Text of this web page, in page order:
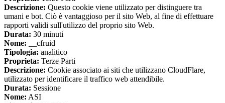
Descrizione: Questo cookie viene utilizzato per distinguere tra
umani e bot. Ciò è vantaggioso per il sito Web, al fine di effettuare
rapporti validi sull'utilizzo del proprio sito Web.
Durata: 30 minuti
Nome: __cfruid
Tipologia: analitico
Proprieta: Terze Parti
Descrizione: Cookie associato ai siti che utilizzano CloudFlare,
utilizzato per identificare il traffico web attendibile.
Durata: Sessione
Nome: ASI